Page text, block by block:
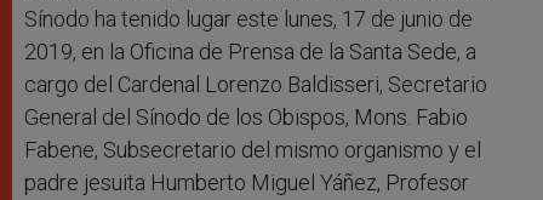
Sínodo ha tenido lugar este lunes, 17 de junio de
2019, en la Oficina de Prensa de la Santa Sede, a
cargo del Cardenal Lorenzo Baldisseri, Secretario
General del Sínodo de los Obispos, Mons. Fabio
Fabene, Subsecretario del mismo organismo y el
padre jesuita Humberto Miguel Yáñez, Profesor